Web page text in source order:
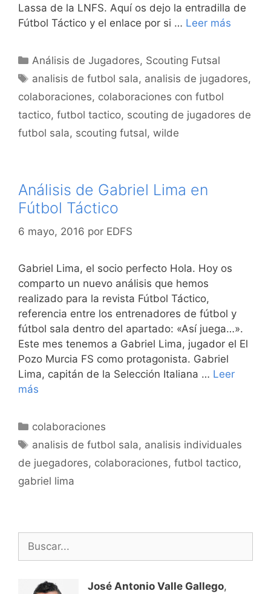
Lassa de la LNFS. Aquí os dejo la entradilla de
Fútbol Táctico y el enlace por si … Leer más
Categorías
Análisis de Jugadores, Scouting Futsal
Etiquetas
analisis de futbol sala, analisis de jugadores,
colaboraciones, colaboraciones con futbol
tactico, futbol tactico, scouting de jugadores de
futbol sala, scouting futsal, wilde
Análisis de Gabriel Lima en
Fútbol Táctico
6 mayo, 2016 por EDFS
Gabriel Lima, el socio perfecto Hola. Hoy os
comparto un nuevo análisis que hemos
realizado para la revista Fútbol Táctico,
referencia entre los entrenadores de fútbol y
fútbol sala dentro del apartado: «Así juega…».
Este mes tenemos a Gabriel Lima, jugador el El
Pozo Murcia FS como protagonista. Gabriel
Lima, capitán de la Selección Italiana … Leer
más
Categorías
colaboraciones
Etiquetas
analisis de futbol sala, analisis individuales
de juegadores, colaboraciones, futbol tactico,
gabriel lima
José Antonio Valle Gallego,